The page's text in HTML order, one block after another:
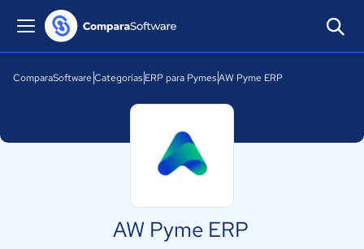
ComparaSoftware Categorías ERP para PymesAW Pyme ERP
AW Pyme ERP